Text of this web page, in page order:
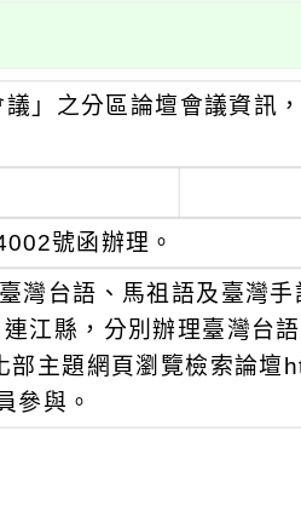
」之分區論壇會議資訊
號函辦理。
灣台語、馬祖語及臺灣手
江縣，分別辦理臺灣台
部主題網頁瀏覽檢索論壇
參與。